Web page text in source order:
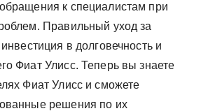
к специалистам при
Правильный уход за
в долговечность и
Фиат Улисс. Теперь вы знаете
Фиат Улисс и сможете
решения по их